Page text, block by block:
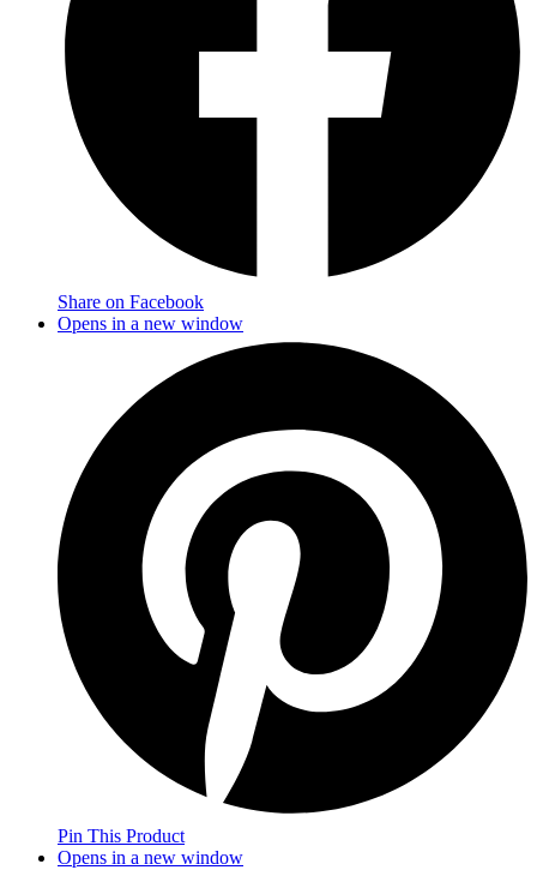
Share on Facebook
Opens in a new window
Pin This Product
Opens in a new window